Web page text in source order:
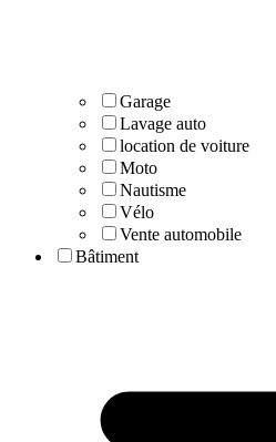
Garage
Lavage auto
location de voiture
Moto
Nautisme
Vélo
Vente automobile
Bâtiment